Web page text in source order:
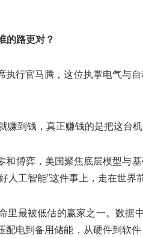
的路更对？
执行官马腾，这位执掌电气与
赚到钱，真正赚钱的是把这台机
和博弈，美国聚焦底层模型与
人工智能”这件事上，走在世界
里最被低估的赢家之一。数
配电到备用储能，从硬件到软